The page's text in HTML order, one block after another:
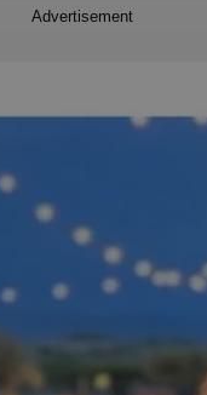
Advertisement